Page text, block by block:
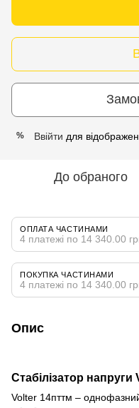
% Ввійти для
До обраного
ОПЛАТА ЧАСТИНАМИ
4 платежі по 14 340.00
ПОКУПКА ЧАСТИНАМИ
4 платежі по 14 340.00
Опис
Стабілізатор
Volter 14пттм –